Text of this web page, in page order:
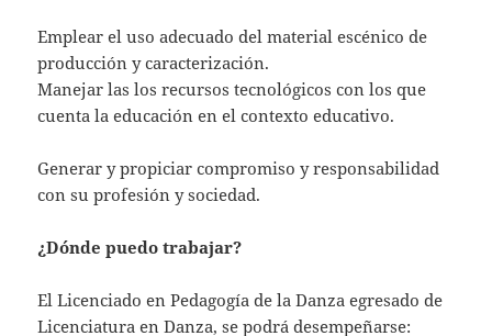
Emplear el uso adecuado del material escénico de
producción y caracterización.
Manejar las los recursos tecnológicos con los que
cuenta la educación en el contexto educativo.
Generar y propiciar compromiso y responsabilidad
con su profesión y sociedad.
¿Dónde puedo trabajar?
El Licenciado en Pedagogía de la Danza egresado de
Licenciatura en Danza, se podrá desempeñarse: